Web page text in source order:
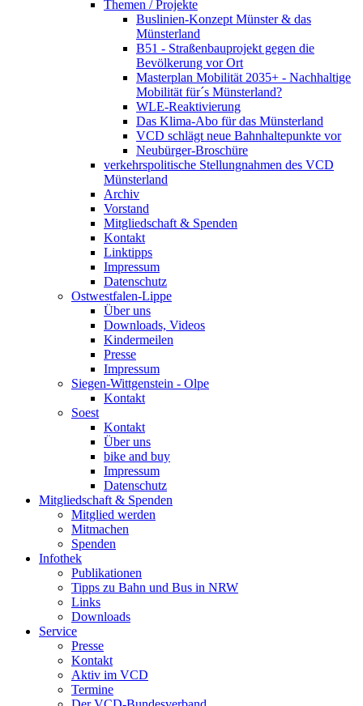
Themen / Projekte
Buslinien-Konzept Münster & das
Münsterland
B51 - Straßenbauprojekt gegen die
Bevölkerung vor Ort
Masterplan Mobilität 2035+ - Nachhaltige
Mobilität für´s Münsterland?
WLE-Reaktivierung
Das Klima-Abo für das Münsterland
VCD schlägt neue Bahnhaltepunkte vor
Neubürger-Broschüre
verkehrspolitische Stellungnahmen des VCD
Münsterland
Archiv
Vorstand
Mitgliedschaft & Spenden
Kontakt
Linktipps
Impressum
Datenschutz
Ostwestfalen-Lippe
Über uns
Downloads, Videos
Kindermeilen
Presse
Impressum
Siegen-Wittgenstein - Olpe
Kontakt
Soest
Kontakt
Über uns
bike and buy
Impressum
Datenschutz
Mitgliedschaft & Spenden
Mitglied werden
Mitmachen
Spenden
Infothek
Publikationen
Tipps zu Bahn und Bus in NRW
Links
Downloads
Service
Presse
Kontakt
Aktiv im VCD
Termine